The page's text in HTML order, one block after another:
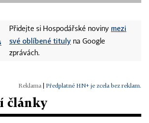
Přidejte si Hospodářské noviny mezi
své oblíbené tituly na Google
zprávách.
Předplatné HN+ je zcela bez reklam.
články